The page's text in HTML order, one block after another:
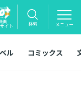
画
イト 検索 メニュー
ル コミックス